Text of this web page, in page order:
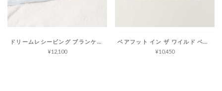
¥12,100
¥10,450